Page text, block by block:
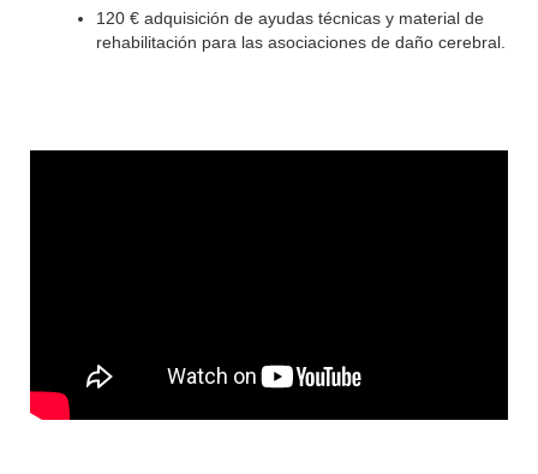
120 € adquisición de ayudas técnicas y material de
rehabilitación para las asociaciones de daño cerebral.